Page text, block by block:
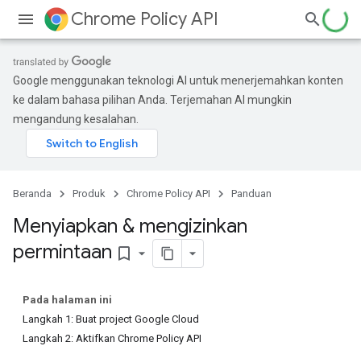
Chrome Policy API
Google menggunakan teknologi AI untuk menerjemahkan konten
ke dalam bahasa pilihan Anda. Terjemahan AI mungkin
mengandung kesalahan.
Beranda Produk Chrome Policy API Panduan
Menyiapkan & mengizinkan
permintaan bookmark_border
Pada halaman ini
Langkah 1: Buat project Google Cloud
Langkah 2: Aktifkan Chrome Policy API